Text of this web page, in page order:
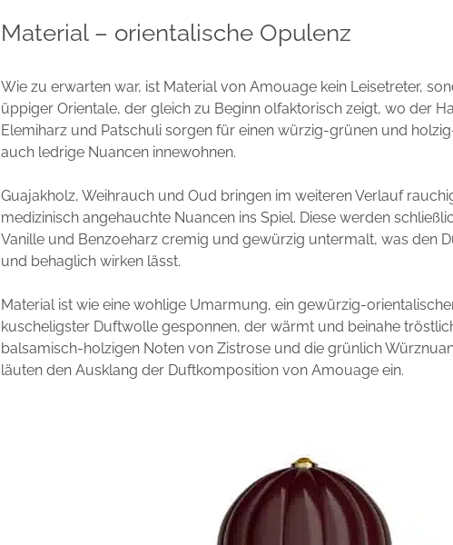
Material – orientalische Opulenz
Wie zu erwarten war, ist Material von Amouage kein Leisetreter,
üppiger Orientale, der gleich zu Beginn olfaktorisch zeigt, wo der
Elemiharz und Patschuli sorgen für einen würzig-grünen und
auch ledrige Nuancen innewohnen.
Guajakholz, Weihrauch und Oud bringen im weiteren Verlauf
medizinisch angehauchte Nuancen ins Spiel. Diese werden
Vanille und Benzoeharz cremig und gewürzig untermalt, was den
und behaglich wirken lässt.
Material ist wie eine wohlige Umarmung, ein gewürzig-
kuscheligster Duftwolle gesponnen, der wärmt und beinahe
balsamisch-holzigen Noten von Zistrose und die grünlich
läuten den Ausklang der Duftkomposition von Amouage ein.